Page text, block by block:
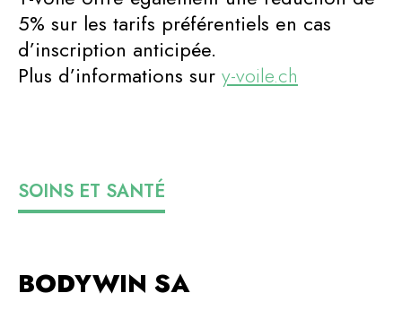
5% sur les tarifs préférentiels en cas
d’inscription anticipée.
Plus d’informations sur y-voile.ch
SOINS ET SANTÉ
BODYWIN SA